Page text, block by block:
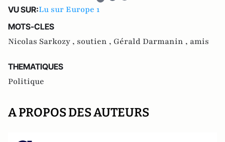
VU SUR:Lu sur Europe 1
MOTS-CLES
Nicolas Sarkozy , soutien , Gérald Darmanin , amis
THEMATIQUES
Politique
A PROPOS DES AUTEURS